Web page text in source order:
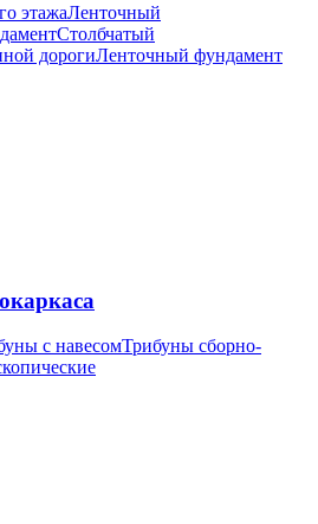
этажаЛенточный
Столбчатый
дорогиЛенточный фундамент
с навесомТрибуны сборно-